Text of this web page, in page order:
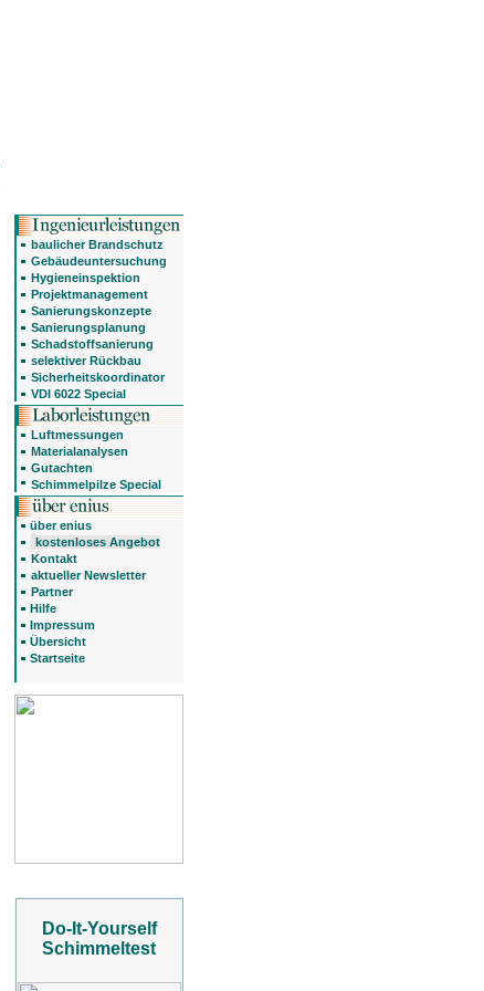
baulicher Brandschutz
Gebäudeuntersuchung
Hygieneinspektion
Projektmanagement
Sanierungskonzepte
Sanierungsplanung
Schadstoffsanierung
selektiver Rückbau
Sicherheitskoordinator
VDI 6022 Special
Luftmessungen
Materialanalysen
Gutachten
Schimmelpilze Special
über enius
kostenloses Angebot
Kontakt
aktueller Newsletter
Partner
Hilfe
Impressum
Übersicht
Startseite
Do-It-Yourself
Schimmeltest